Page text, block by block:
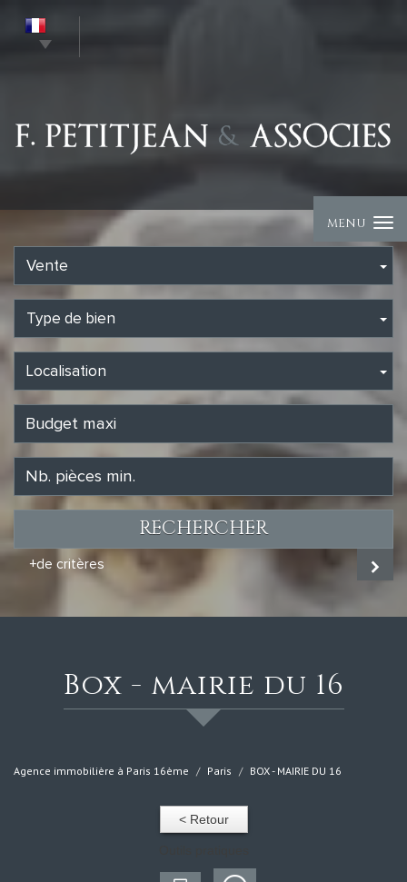
MENU
Vente
Type de bien
Localisation
RECHERCHER
+de critères
box - mairie du 16
Agence immobilière à Paris 16ème Paris BOX - MAIRIE DU 16
< Retour